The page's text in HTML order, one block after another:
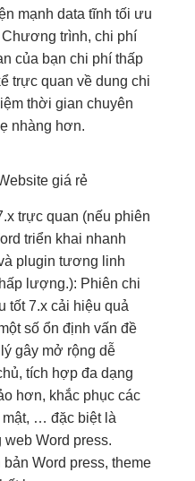
mạnh data tĩnh tối ưu
Chương trình, chi phí
của bạn chi phí thấp
trực quan về dung chi
thời gian chuyên
nhàng hơn.
trực quan (nếu phiên
triển khai nhanh
plugin tương linh
lượng.): Phiên chi
tốt7.x cải hiệu quả
số ổn định vấn đề
lý gây mở rộng dễ
tích hợp đa dạng
hơn, khắc phục các
… đặc biệt là
Word press.
Word press, theme